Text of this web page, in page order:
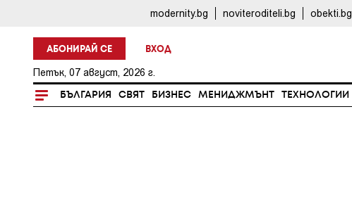
modernity.bg noviteroditeli.bg obekti.bg
АБОНИРАЙ СЕ ВХОД
Петък, 07 август, 2026 г.
БЪЛГАРИЯ СВЯТ БИЗНЕС МЕНИДЖМЪНТ ТЕХНОЛОГИИ